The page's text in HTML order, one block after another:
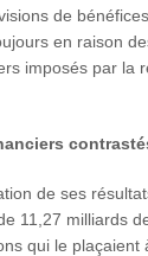
de
en raison
imposés par la
de ses
11,27 milliards
qui le plaçaient